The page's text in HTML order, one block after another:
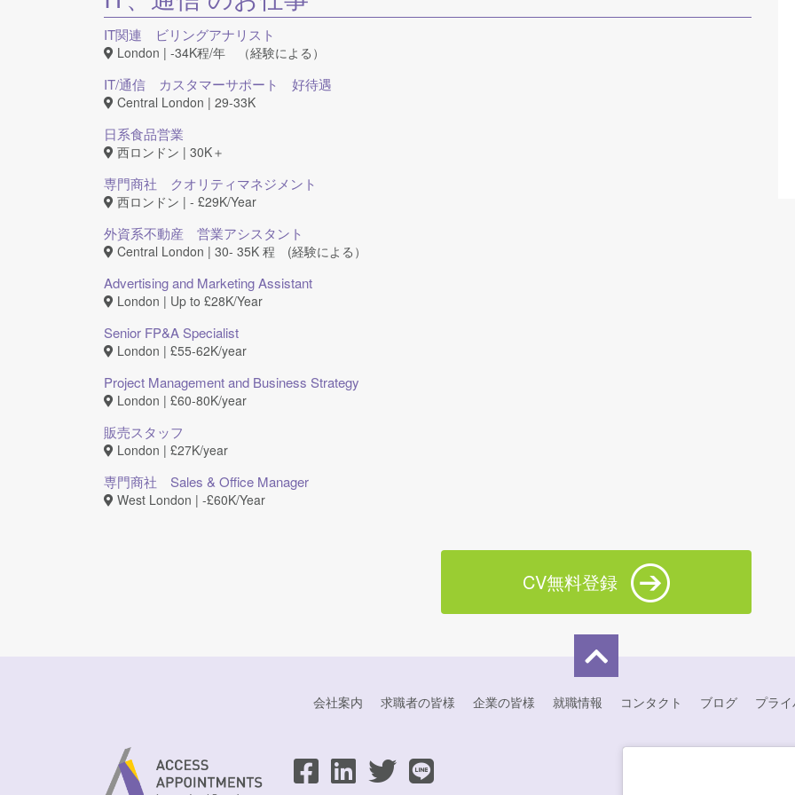
IT関連 ビリングアナリスト
London | -34K程/年 （経験による）
IT/通信 カスタマーサポート 好待遇
Central London | 29-33K
日系食品営業
西ロンドン | 30K＋
専門商社 クオリティマネジメント
西ロンドン | - £29K/Year
外資系不動産 営業アシスタント
Central London | 30- 35K 程 (経験による）
Advertising and Marketing Assistant
London | Up to £28K/Year
Senior FP&A Specialist
London | £55-62K/year
Project Management and Business Strategy
London | £60-80K/year
販売スタッフ
London | £27K/year
専門商社 Sales & Office Manager
West London | ‐£60K/Year
CV無料登録
会社案内 求職者の皆様 企業の皆様 就職情報 コンタクト ブログ プラ